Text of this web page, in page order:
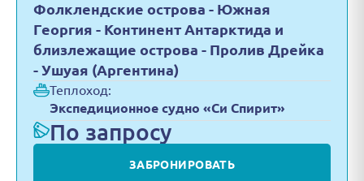
Фолклендские острова - Южная
Георгия - Континент Антарктида и
близлежащие острова - Пролив Дрейка
- Ушуая (Аргентина)
Теплоход:
Экспедиционное судно «Cи Cпирит»
По запросу
ЗАБРОНИРОВАТЬ